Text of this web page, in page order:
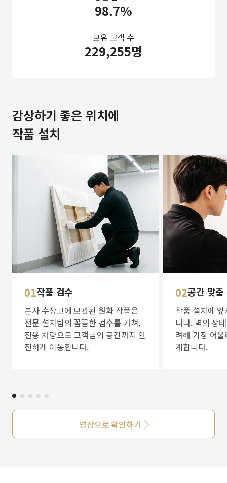
98.7%
보유 고객 수
229,255명
감상하기 좋은 위치에
작품 설치
01작품 검수
본사 수장고에 보관된 원화 작품은
전문 설치팀의 꼼꼼한 검수를 거쳐,
전용 차량으로 고객님의 공간까지 안
전하게 이동합니다.
02공간 맞
작품 설치에
니다. 벽의 상
려해 가장 어
계합니다.
영상으로 확인하기